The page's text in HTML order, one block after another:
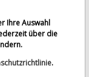
Ihre Auswahl
über die
.